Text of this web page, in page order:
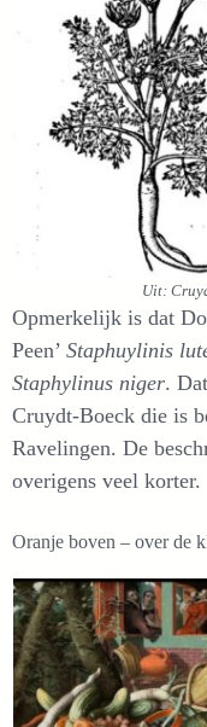
Uit:
Opmerkelijk is dat
Peen’ Staphuylinis
Staphylinus niger.
Cruydt-Boeck die is
Ravelingen. De
overigens veel korter.
Oranje boven – over de